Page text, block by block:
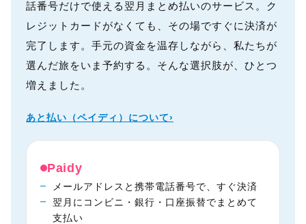
話番号だけで使える翌月まとめ払いのサービス。ク
レジットカードがなくても、その場ですぐに決済が
完了します。手元の資金を温存しながら、私たちが
選んだ旅をいま予約する。そんな選択肢が、ひとつ
増えました。
あと払い（ペイディ）について›
Paidy
メールアドレスと携帯電話番号で、すぐ決済
翌月にコンビニ・銀行・口座振替でまとめて
支払い